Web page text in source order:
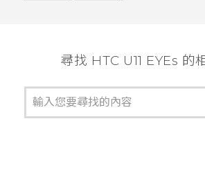
尋找 HTC U11 EYEs 的